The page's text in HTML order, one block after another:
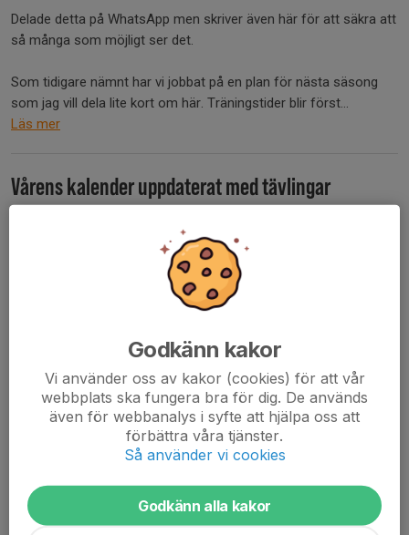
Delade detta på WhatsApp men skriver även här för att säkra att
så många som möjligt ser det.
Som tidigare nämnt har vi jobbat på en plan för nästa säsong
som jag vill dela lite kort om här. Träningstider blir först...
Läs mer
Vårens kalender uppdaterat med tävlingar
Lagets kalender har nu uppdaterats med de tävlingar vi planerar
att medverka i under våren. Det kan komma ändringar, men det
för att undvika krock....
Summering föräldramöte
0 kommentarer
Tack till de som var med på dagens föräldramöte. Presentation
Godkänn kakor
Vi använder oss av kakor (cookies) för att vår
webbplats ska fungera bra för dig. De används
även för webbanalys i syfte att hjälpa oss att
förbättra våra tjänster.
Så använder vi cookies
Godkänn alla kakor